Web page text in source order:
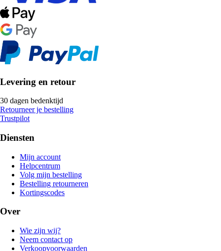
Levering en retour
30 dagen bedenktijd
Retourneer je bestelling
Trustpilot
Diensten
Mijn account
Helpcentrum
Volg mijn bestelling
Bestelling retourneren
Kortingscodes
Over
Wie zijn wij?
Neem contact op
Verkoopvoorwaarden